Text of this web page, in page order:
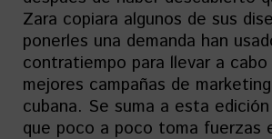
Zara copiara algunos de sus
ponerles una demanda han
contratiempo para llevar a cabo
mejores campañas de
cubana. Se suma a esta
que poco a poco toma fuerzas